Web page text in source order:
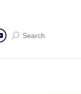
Search